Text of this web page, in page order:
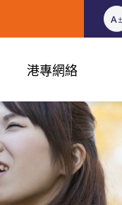
港專網絡